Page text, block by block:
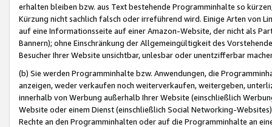
erhalten bleiben bzw. aus Text bestehende Programminhalte so
Kürzung nicht sachlich falsch oder irreführend wird. Einige Arten von
auf eine Informationsseite auf einer Amazon-Website, der nicht als
Bannern); ohne Einschränkung der Allgemeingültigkeit des
Besucher Ihrer Website unsichtbar, unlesbar oder unentzifferbar
(b) Sie werden Programminhalte bzw. Anwendungen, die
anzeigen, weder verkaufen noch weiterverkaufen, weitergeben,
innerhalb von Werbung außerhalb Ihrer Website (einschließlich
Website oder einem Dienst (einschließlich Social Networking-
Rechte an den Programminhalten oder auf die Programminhalte an